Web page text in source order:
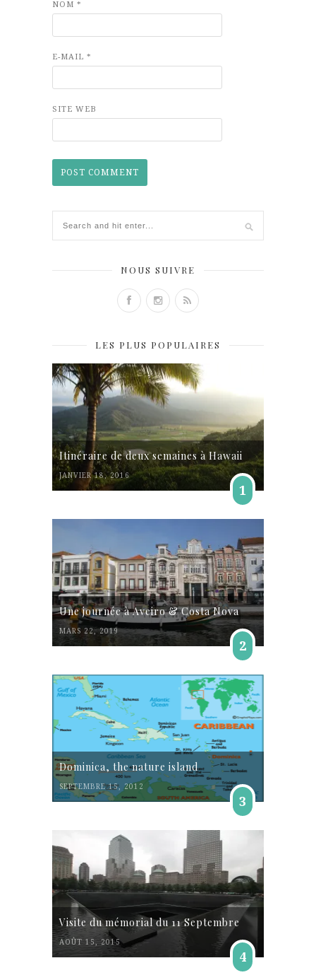
NOM *
E-MAIL *
SITE WEB
NOUS SUIVRE
LES PLUS POPULAIRES
Itinéraire de deux semaines à Hawaii
JANVIER 18, 2016
1
Une journée à Aveiro & Costa Nova
MARS 22, 2019
2
Dominica, the nature island
SEPTEMBRE 15, 2012
3
Visite du mémorial du 11 Septembre
AOÛT 15, 2015
4